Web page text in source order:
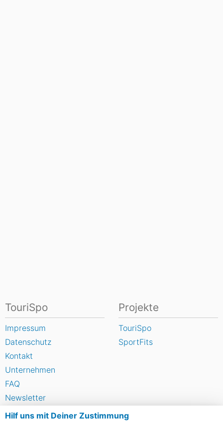
Hilf uns mit Deiner Zustimmung
TouriSpo
Impressum
Datenschutz
Kontakt
Unternehmen
FAQ
Newsletter
Widget
Projekte
TouriSpo
SportFits